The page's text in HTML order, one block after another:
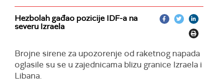
Hezbolah gađao pozicije IDF-a na
severu Izraela
Brojne sirene za upozorenje od raketnog napada
oglasile su se u zajednicama blizu granice Izraela i
Libana.